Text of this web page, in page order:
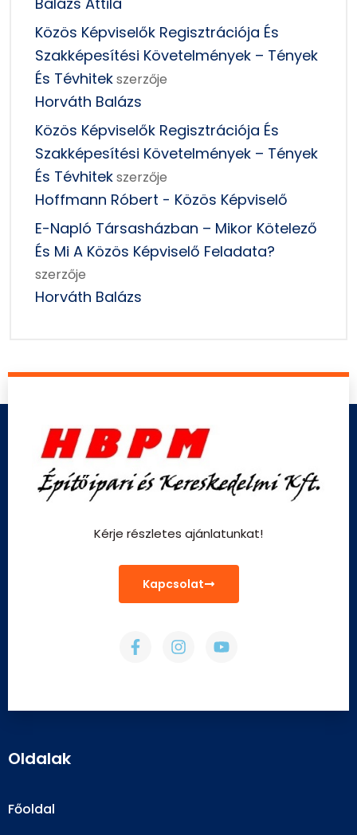
Közös Képviselők Regisztrációja És
Szakképesítési Követelmények – Tények
És Tévhitekszerzője
Horváth Balázs
Közös Képviselők Regisztrációja És
Szakképesítési Követelmények – Tények
És Tévhitekszerzője
Hoffmann Róbert - Közös Képviselő
E-Napló Társasházban – Mikor Kötelező
És Mi A Közös Képviselő Feladata?
szerzője
Horváth Balázs
Kérje részletes ajánlatunkat!
Kapcsolat
Oldalak
Főoldal